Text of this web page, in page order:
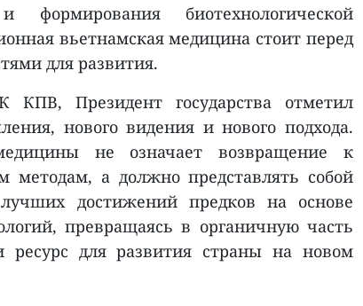
формирования биотехнологической
вьетнамская медицина стоит перед
для развития.
КПВ, Президент государства отметил
нового видения и нового подхода.
не означает возвращение к
а должно представлять собой
достижений предков на основе
превращаясь в органичную часть
для развития страны на новом